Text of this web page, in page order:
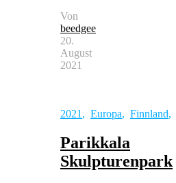
Von
beedgee
20.
August
2021
2021 , Europa, Finnland,
Parikkala
Skulpturenpark